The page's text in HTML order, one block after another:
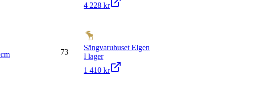
4 228 kr
73
Sängvaruhuset Elgen
I lager
1 410 kr